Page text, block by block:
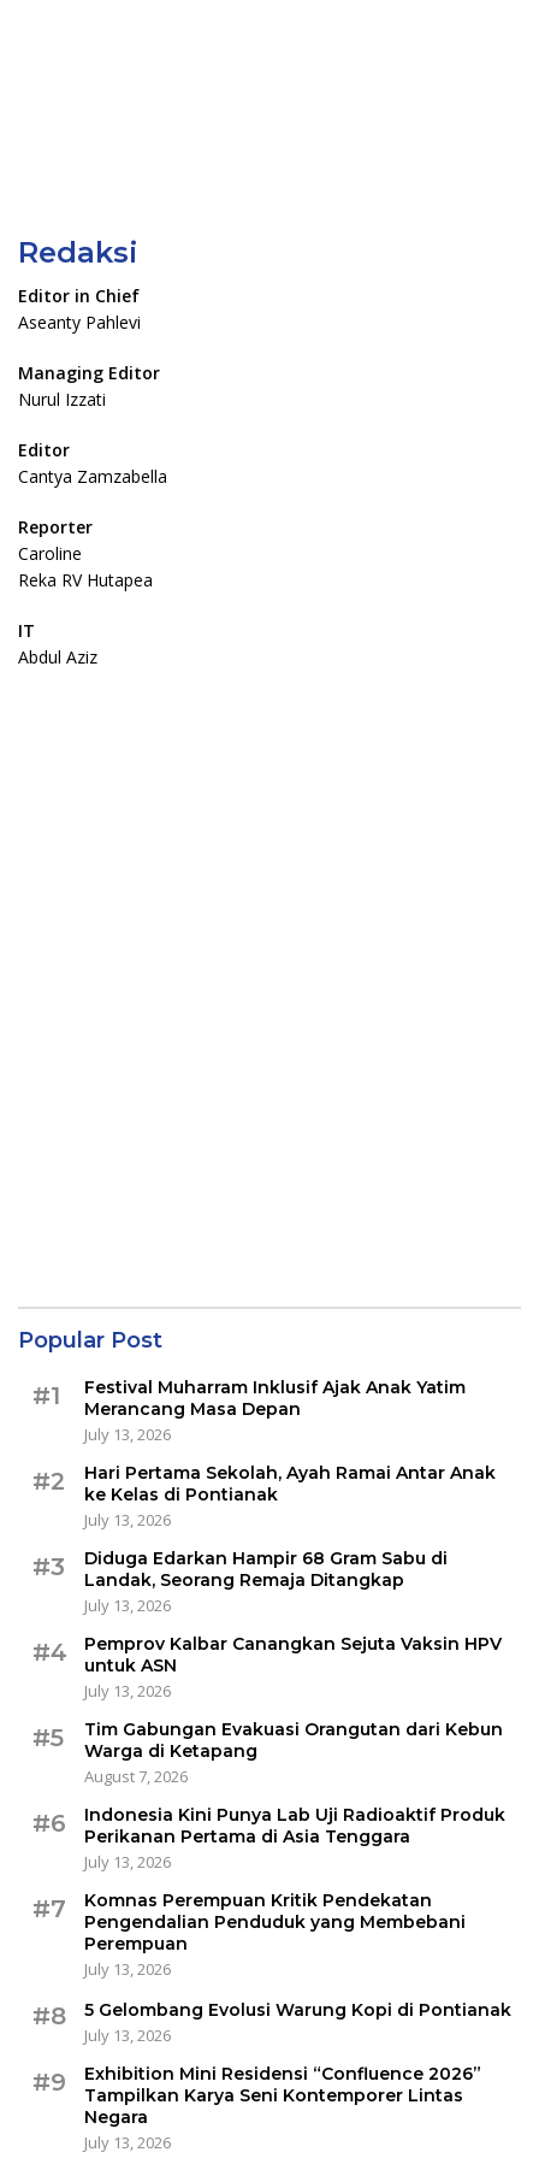
Redaksi
Editor in Chief
Aseanty Pahlevi
Managing Editor
Nurul Izzati
Editor
Cantya Zamzabella
Reporter
Caroline
Reka RV Hutapea
IT
Abdul Aziz
Popular Post
#1
Festival Muharram Inklusif Ajak Anak Yatim
Merancang Masa Depan
July 13, 2026
#2
Hari Pertama Sekolah, Ayah Ramai Antar Anak
ke Kelas di Pontianak
July 13, 2026
#3
Diduga Edarkan Hampir 68 Gram Sabu di
Landak, Seorang Remaja Ditangkap
July 13, 2026
#4
Pemprov Kalbar Canangkan Sejuta Vaksin HPV
untuk ASN
July 13, 2026
#5
Tim Gabungan Evakuasi Orangutan dari Kebun
Warga di Ketapang
August 7, 2026
#6
Indonesia Kini Punya Lab Uji Radioaktif Produk
Perikanan Pertama di Asia Tenggara
July 13, 2026
#7
Komnas Perempuan Kritik Pendekatan
Pengendalian Penduduk yang Membebani
Perempuan
July 13, 2026
#8
5 Gelombang Evolusi Warung Kopi di Pontianak
July 13, 2026
#9
Exhibition Mini Residensi “Confluence 2026”
Tampilkan Karya Seni Kontemporer Lintas
Negara
July 13, 2026